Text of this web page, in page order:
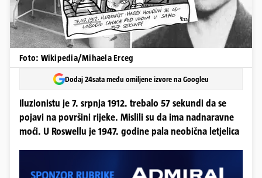
Foto: Wikipedia/Mihaela Erceg
Dodaj 24sata među omiljene izvore na Googleu
Iluzionistu je 7. srpnja 1912. trebalo 57 sekundi da se
pojavi na površini rijeke. Mislili su da ima nadnaravne
moći. U Roswellu je 1947. godine pala neobična letjelica